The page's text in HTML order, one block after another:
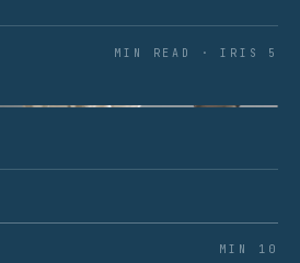
5 MIN READ · IRIS شكل 01 · الألوان الأساسية
10 MIN